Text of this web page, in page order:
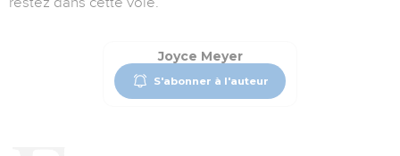
Joyce Meyer
S'abonner à l'auteur